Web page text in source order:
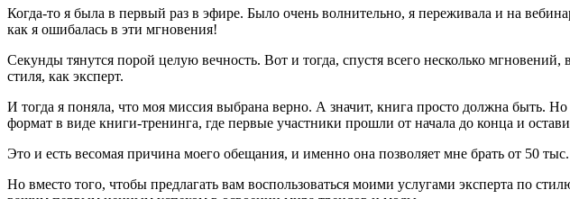
Когда-то я была в первый раз в эфире. Было очень волнительно, я переживала и на
как я ошибалась в эти мгновения!
Секунды тянутся порой целую вечность. Вот и тогда, спустя всего несколько
стиля, как эксперт.
И тогда я поняла, что моя миссия выбрана верно. А значит, книга просто должна
формат в виде книги-тренинга, где первые участники прошли от начала до конца и
Это и есть весомая причина моего обещания, и именно она позволяет мне брать от 50
Но вместо того, чтобы предлагать вам воспользоваться моими услугами эксперта по